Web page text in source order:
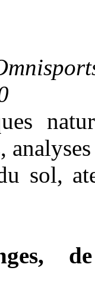
analyses
sol,